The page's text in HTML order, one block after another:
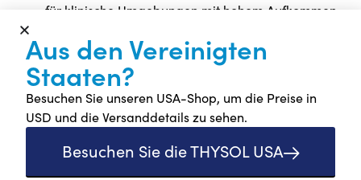
für klinische Umgebungen mit hohem Aufkommen
benötigen.
Hautvorbereitungs- und Reinigungssprays
Sprays, die Öle, Schweiß und Unreinheiten
entfernen, um die Haftung des Klebebands zu
verbessern – besonders nützlich für Bereiche, die
zu Feuchtigkeit oder Reibung neigen.
Aus den Vereinigten
Staaten?
Besuchen Sie unseren USA-Shop, um die Preise in
USD und die Versanddetails zu sehen.
Besuchen Sie die THYSOL USA